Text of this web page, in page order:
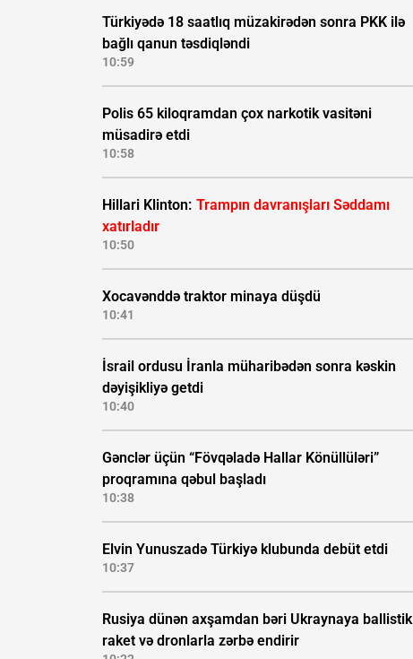
Türkiyədə 18 saatlıq müzakirədən sonra PKK ilə
bağlı qanun təsdiqləndi
10:59
Polis 65 kiloqramdan çox narkotik vasitəni
müsadirə etdi
10:58
Hillari Klinton: Trampın davranışları Səddamı
xatırladır
10:50
Xocavənddə traktor minaya düşdü
10:41
İsrail ordusu İranla müharibədən sonra kəskin
dəyişikliyə getdi
10:40
Gənclər üçün “Fövqəladə Hallar Könüllüləri”
proqramına qəbul başladı
10:38
Elvin Yunuszadə Türkiyə klubunda debüt etdi
10:37
Rusiya dünən axşamdan bəri Ukraynaya ballistik
raket və dronlarla zərbə endirir